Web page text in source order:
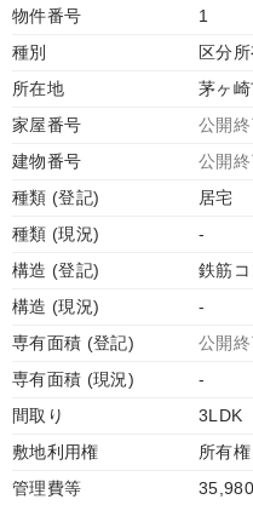
物件番号
1
種別
区分
所在地
茅ヶ
家屋番号
公開終
建物番号
公開終
種類 (登記)
居宅
種類 (現況)
-
構造 (登記)
鉄筋
構造 (現況)
-
専有面積 (登記)
公開終
専有面積 (現況)
-
間取り
3LDK
敷地利用権
所有権
管理費等